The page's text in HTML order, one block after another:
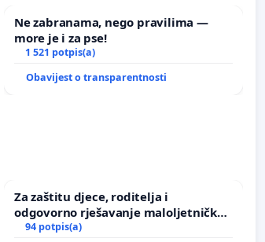
Ne zabranama, nego pravilima —
more je i za pse!
1 521 potpis(a)
Obavijest o transparentnosti
Za zaštitu djece, roditelja i
odgovorno rješavanje maloljetničkog
nasilja
94 potpis(a)